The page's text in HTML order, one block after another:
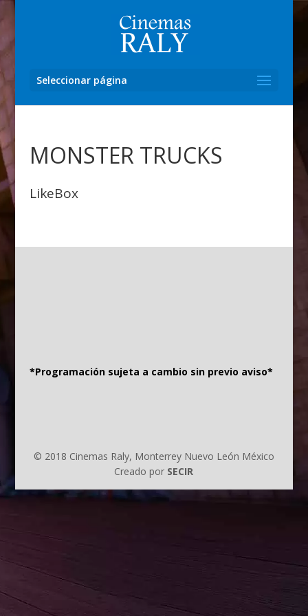
Seleccionar página
MONSTER TRUCKS
LikeBox
*Programación sujeta a cambio sin previo aviso*
© 2018 Cinemas Raly, Monterrey Nuevo León México
Creado por SECIR